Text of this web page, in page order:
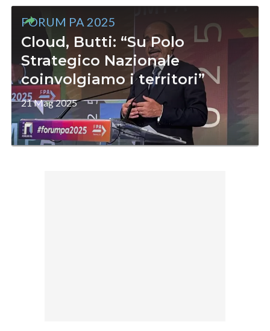
FORUM PA 2025
Cloud, Butti: “Su Polo
Strategico Nazionale
coinvolgiamo i territori”
21 Mag 2025